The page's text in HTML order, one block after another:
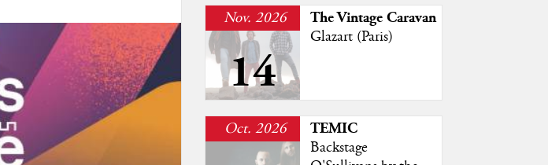
Nov. 2026
14
The Vintage Caravan
Glazart (Paris)
Oct. 2026 TEMIC
Backstage